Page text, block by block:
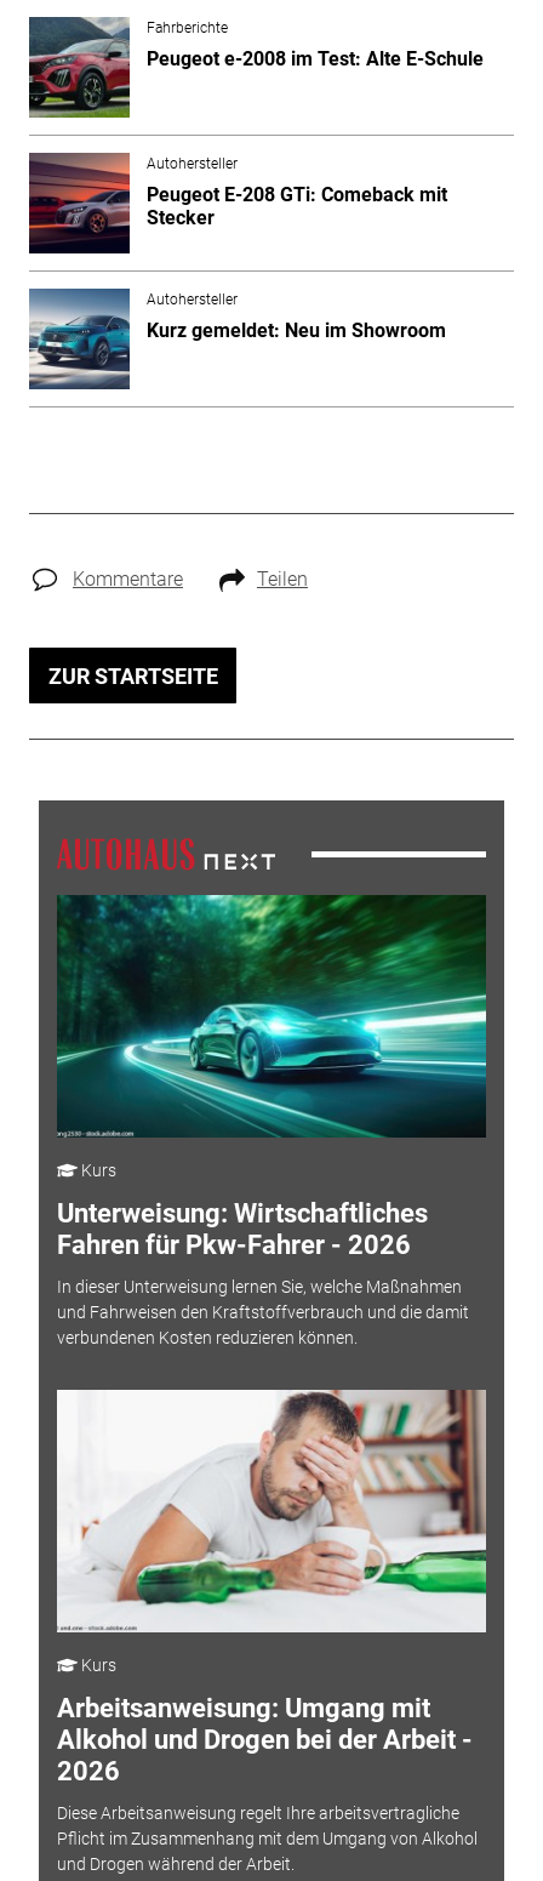
Fahrberichte
Peugeot e-2008 im Test: Alte E-Schule
Autohersteller
Peugeot E-208 GTi: Comeback mit
Stecker
Autohersteller
Kurz gemeldet: Neu im Showroom
Kommentare Teilen
ZUR STARTSEITE
Kurs
Unterweisung: Wirtschaftliches
Fahren für Pkw-Fahrer - 2026
In dieser Unterweisung lernen Sie, welche Maßnahmen
und Fahrweisen den Kraftstoffverbrauch und die damit
verbundenen Kosten reduzieren können.
Kurs
Arbeitsanweisung: Umgang mit
Alkohol und Drogen bei der Arbeit -
2026
Diese Arbeitsanweisung regelt Ihre arbeitsvertragliche
Pflicht im Zusammenhang mit dem Umgang von Alkohol
und Drogen während der Arbeit.